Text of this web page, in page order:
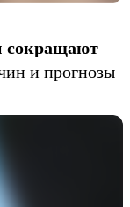
сокращают
и прогнозы